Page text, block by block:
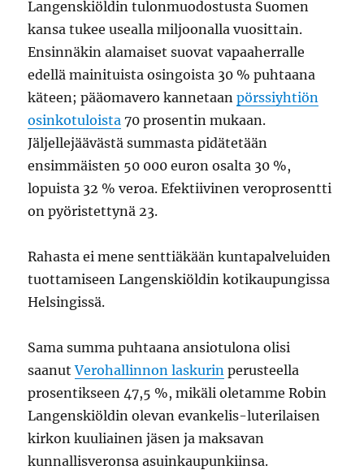
Langenskiöldin tulonmuodostusta Suomen
kansa tukee usealla miljoonalla vuosittain.
Ensinnäkin alamaiset suovat vapaaherralle
edellä mainituista osingoista 30 % puhtaana
käteen; pääomavero kannetaanpörssiyhtiön
osinkotuloista 70 prosentin mukaan.
Jäljellejäävästä summasta pidätetään
ensimmäisten 50 000 euron osalta 30 %,
lopuista 32 % veroa. Efektiivinen veroprosentti
on pyöristettynä 23.
Rahasta ei mene senttiäkään kuntapalveluiden
tuottamiseen Langenskiöldin kotikaupungissa
Helsingissä.
Sama summa puhtaana ansiotulona olisi
saanutVerohallinnon laskurin perusteella
prosentikseen 47,5 %, mikäli oletamme Robin
Langenskiöldin olevan evankelis-luterilaisen
kirkon kuuliainen jäsen ja maksavan
kunnallisveronsa asuinkaupunkiinsa.